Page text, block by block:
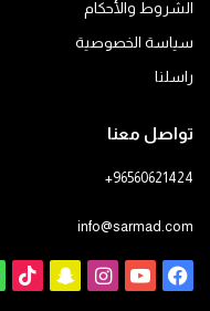
الشروط والأحكام
سياسة الخصوصية
راسلنا
تواصل معنا
+96560621424
info@sarmad.com
فيسبوكيوتيوبانستقرام
سناب